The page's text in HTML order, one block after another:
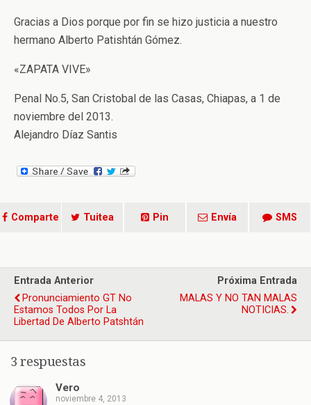
Gracias a Dios porque por fin se hizo justicia a nuestro
hermano Alberto Patishtán Gómez.
«ZAPATA VIVE»
Penal No.5, San Cristobal de las Casas, Chiapas, a 1 de
noviembre del 2013.
Alejandro Díaz Santis
Comparte Tuitea Pin Envía SMS
Entrada Anterior
Pronunciamiento GT No
Estamos Todos Por La
Libertad De Alberto Patshtán
Próxima Entrada
MALAS Y NO TAN MALAS
NOTICIAS.
3 respuestas
Vero
noviembre 4, 2013